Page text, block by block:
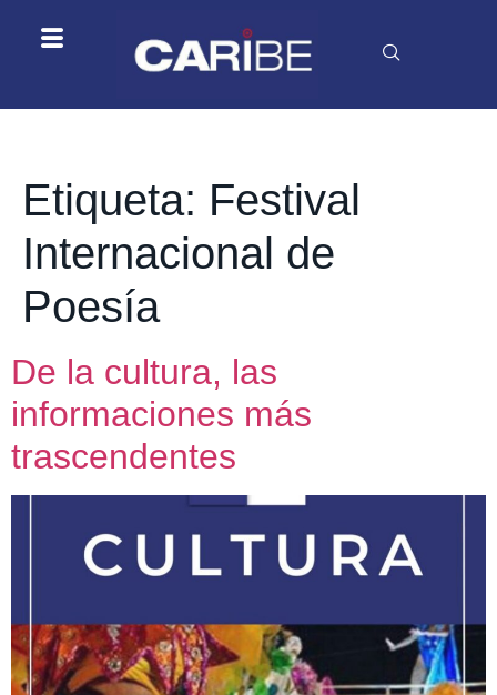
Etiqueta: Festival
Internacional de
Poesía
De la cultura, las
informaciones más
trascendentes